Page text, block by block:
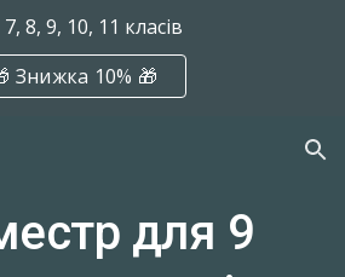
8, 9, 10, 11 класів
Знижка 10% 🎁
для 9